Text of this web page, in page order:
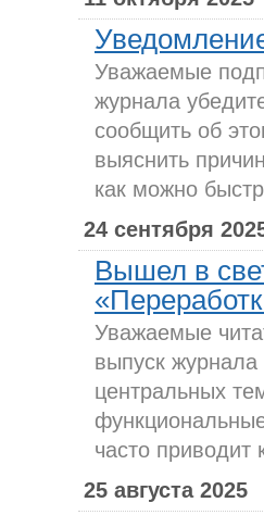
Уважаемые
журнала
сообщить об
выяснить
как можно
24 сентября
Вышел в
Уважаемые
выпуск
центральных
часто приводит
25 августа 2025